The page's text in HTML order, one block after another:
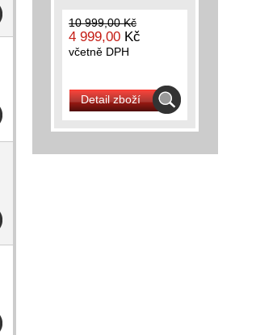
10 999,00 Kč
4 999,00 Kč
včetně DPH
Detail zboží